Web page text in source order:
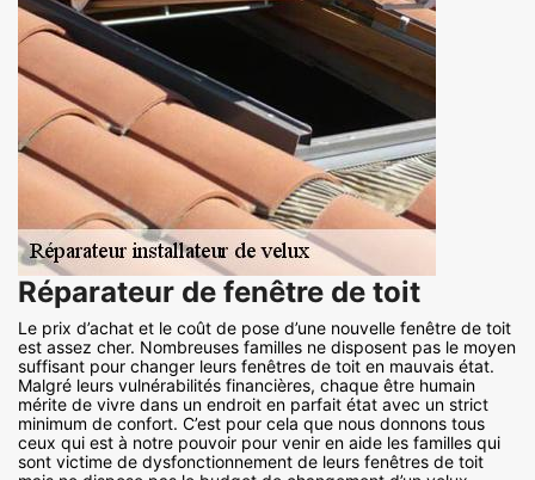
Réparateur de fenêtre de toit
Le prix d’achat et le coût de pose d’une nouvelle fenêtre de toit
est assez cher. Nombreuses familles ne disposent pas le moyen
suffisant pour changer leurs fenêtres de toit en mauvais état.
Malgré leurs vulnérabilités financières, chaque être humain
mérite de vivre dans un endroit en parfait état avec un strict
minimum de confort. C’est pour cela que nous donnons tous
ceux qui est à notre pouvoir pour venir en aide les familles qui
sont victime de dysfonctionnement de leurs fenêtres de toit